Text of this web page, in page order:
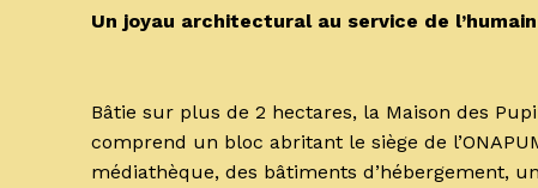
Un joyau architectural au service de l’humain
Bâtie sur plus de 2 hectares, la Maison des
comprend un bloc abritant le siège de
médiathèque, des bâtiments d’hébergement,